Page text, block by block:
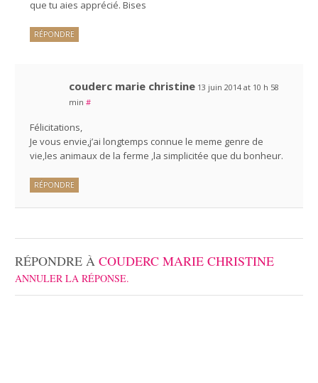
que tu aies apprécié. Bises
RÉPONDRE
couderc marie christine 13 juin 2014 at 10 h 58
min #
Félicitations,
Je vous envie,j’ai longtemps connue le meme genre de
vie,les animaux de la ferme ,la simplicitée que du bonheur.
RÉPONDRE
RÉPONDRE ÀCOUDERC MARIE CHRISTINE
ANNULER LA RÉPONSE.